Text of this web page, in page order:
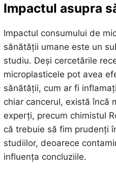
Impactul asupra
Impactul consumului de
sănătății umane este un
studiu. Deși cercetările
microplasticele pot avea
sănătății, cum ar fi
chiar cancerul, există încă
experți, precum chimistul
că trebuie să fim prudenți
studiilor, deoarece
influența concluziile.